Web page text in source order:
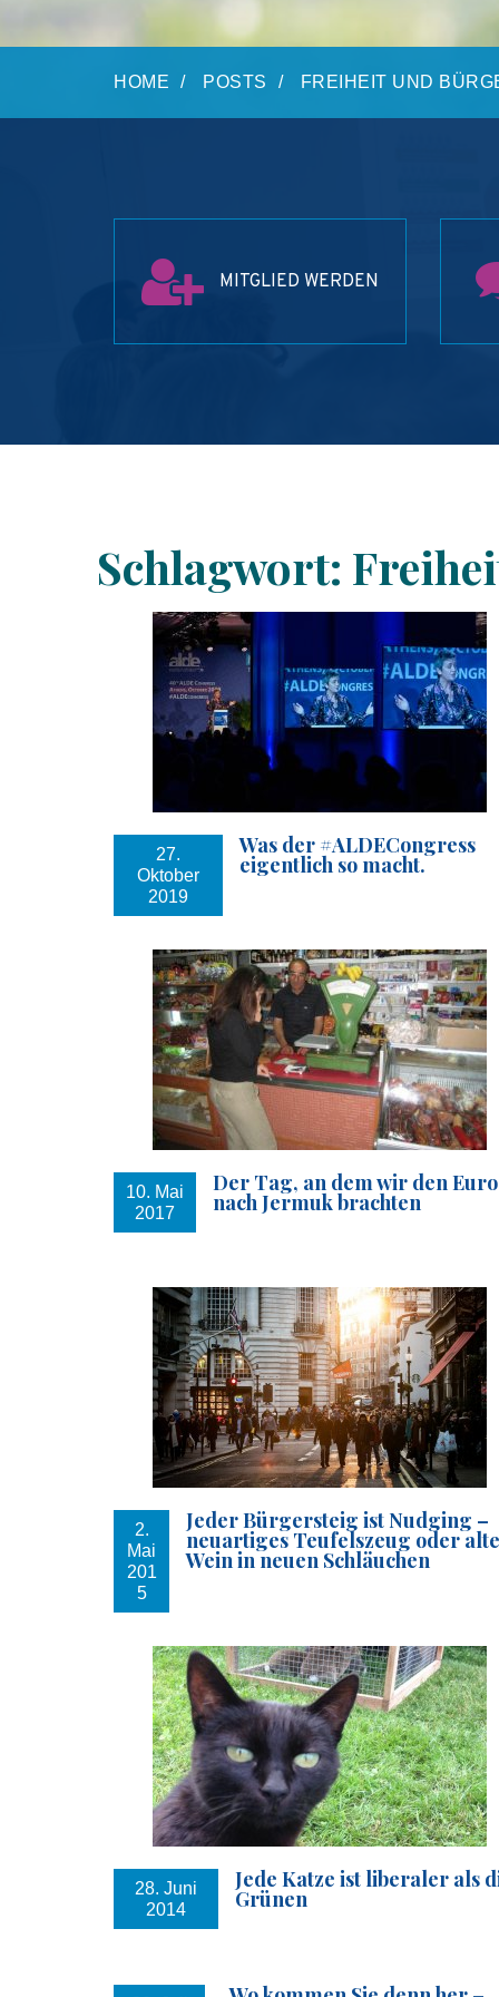
HOME POSTS FREIHEIT UND
MITGLIED WERDEN
Schlagwort:
27.
Oktober
2019
Was der #ALDECongress
eigentlich so macht.
10. Mai
2017
Der Tag, an dem wir den Euro
nach Jermuk brachten
2.
Mai
201
5
Jeder Bürgersteig ist Nudging –
neuartiges Teufelszeug oder
Wein in neuen Schläuchen
28. Juni
2014
Jede Katze ist liberaler als
Grünen